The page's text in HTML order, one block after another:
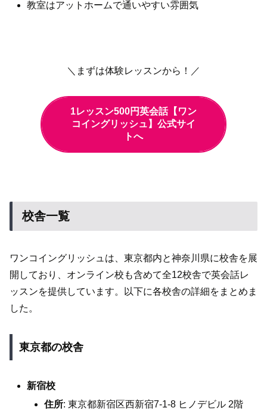
教室はアットホームで通いやすい雰囲気
＼まずは体験レッスンから！／
1レッスン500円英会話【ワン
コイングリッシュ】公式サイ
トへ
校舎一覧
ワンコイングリッシュは、東京都内と神奈川県に校舎を展
開しており、オンライン校も含めて全12校舎で英会話レ
ッスンを提供しています。以下に各校舎の詳細をまとめま
した。
東京都の校舎
新宿校
住所: 東京都新宿区西新宿7-1-8 ヒノデビル 2階